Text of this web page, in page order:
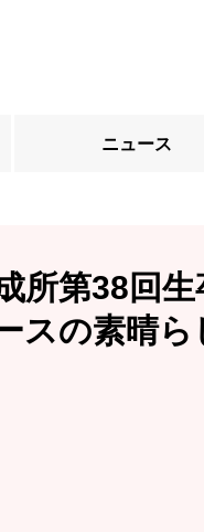
ニュース
所第38回
スの素晴